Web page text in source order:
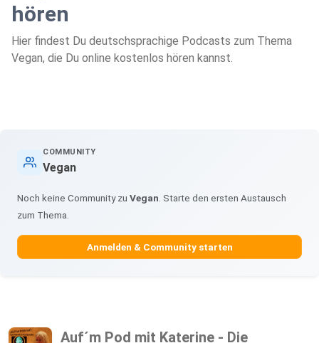
hören
Hier findest Du deutschsprachige Podcasts zum Thema
Vegan, die Du online kostenlos hören kannst.
Auf´m Pod mit Katerine - Die
COMMUNITY
Vegan
Noch keine Community zu Vegan . Starte den ersten Austausch
zum Thema.
Anmelden & Community starten